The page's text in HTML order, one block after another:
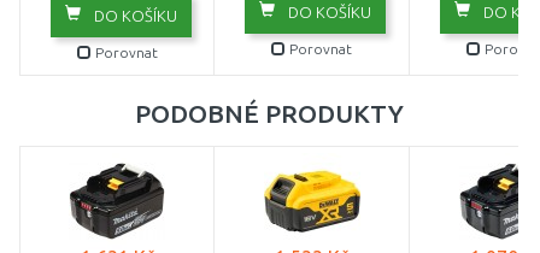
DO KOŠÍKU
Porovnat
DO KOŠÍKU
Porovnat
DO
PODOBNÉ PRODUKTY